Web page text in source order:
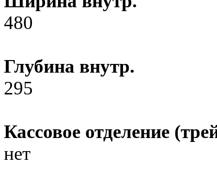
480
Глубина внутр.
295
Кассовое отделение
нет